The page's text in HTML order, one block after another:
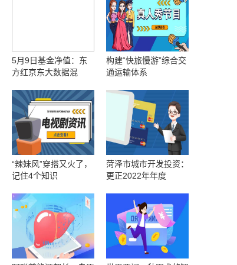
5月9日基金净值：东
方红京东大数据混
构建“快旅慢游”综合交
通运输体系
“辣妹风”穿搭又火了，
记住4个知识
菏泽市城市开发投资：
更正2022年年度